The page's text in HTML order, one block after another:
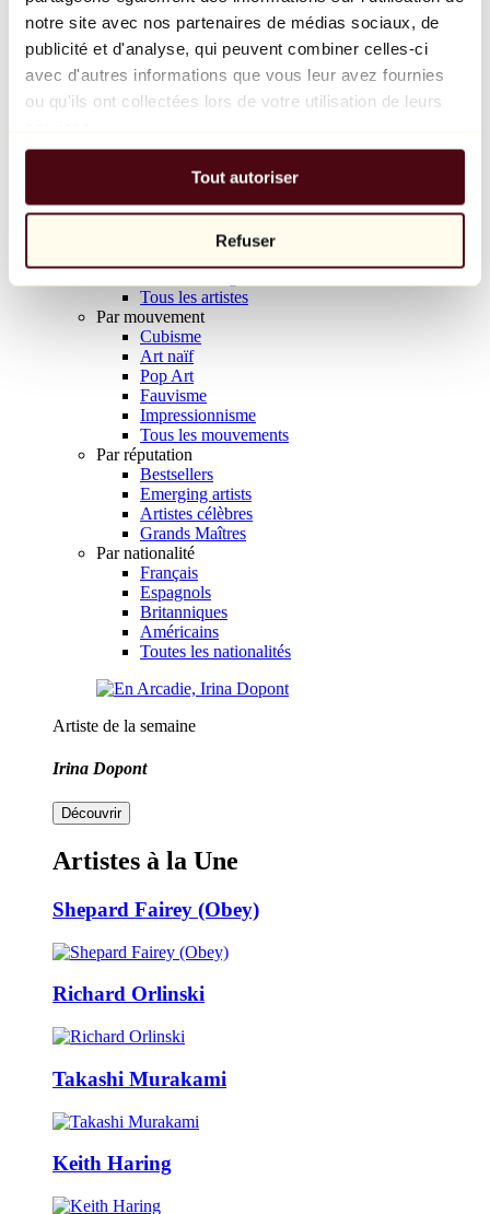
notre site avec nos partenaires de médias sociaux, de
publicité et d'analyse, qui peuvent combiner celles-ci
avec d'autres informations que vous leur avez fournies
ou qu'ils ont collectées lors de votre utilisation de leurs
Tout autoriser
Refuser
Balloon Dog (Orange)
Jeff Koons
10 000 €
Parcourir
Tous les sculpteurs
Tous les photographes
Tous les artistes
Par mouvement
Cubisme
Art naïf
Pop Art
Fauvisme
Impressionnisme
Tous les mouvements
Par réputation
Bestsellers
Emerging artists
Artistes célèbres
Grands Maîtres
Par nationalité
Français
Espagnols
Britanniques
Américains
Toutes les nationalités
Artiste de la semaine
Irina Dopont
Découvrir
Artistes à la Une
Shepard Fairey (Obey)
Richard Orlinski
Takashi Murakami
Keith Haring